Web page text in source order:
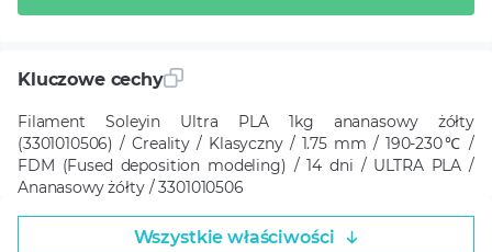
Kluczowe cechy
Filament Soleyin Ultra PLA 1kg ananasowy żółty
(3301010506) / Creality / Klasyczny / 1.75 mm / 190-230℃ /
FDM (Fused deposition modeling) / 14 dni / ULTRA PLA /
Ananasowy żółty / 3301010506
Wszystkie właściwości